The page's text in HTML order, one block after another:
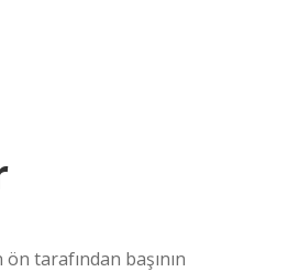
tarafından başının